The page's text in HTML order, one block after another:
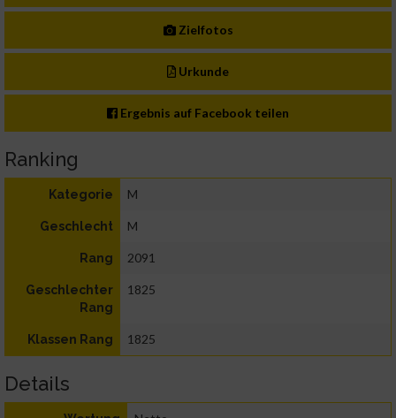
Zielfotos
Urkunde
Ergebnis auf Facebook teilen
Ranking
Kategorie M
Geschlecht M
Rang 2091
Geschlechter
Rang
1825
Klassen Rang 1825
Details